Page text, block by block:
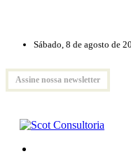
Sábado, 8 de agosto de
Assine nossa newsletter